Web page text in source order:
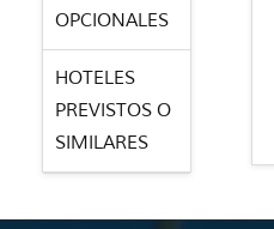
OPCIONALES
HOTELES
PREVISTOS O
SIMILARES